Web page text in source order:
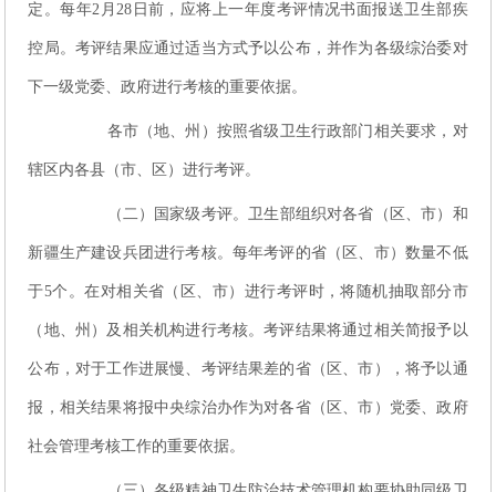
定。每年2月28日前，应将上一年度考评情况书面报送卫生部疾
控局。考评结果应通过适当方式予以公布，并作为各级综治委对
下一级党委、政府进行考核的重要依据。
各市（地、州）按照省级卫生行政部门相关要求，对
辖区内各县（市、区）进行考评。
（二）国家级考评。卫生部组织对各省（区、市）和
新疆生产建设兵团进行考核。每年考评的省（区、市）数量不低
于5个。在对相关省（区、市）进行考评时，将随机抽取部分市
（地、州）及相关机构进行考核。考评结果将通过相关简报予以
公布，对于工作进展慢、考评结果差的省（区、市），将予以通
报，相关结果将报中央综治办作为对各省（区、市）党委、政府
社会管理考核工作的重要依据。